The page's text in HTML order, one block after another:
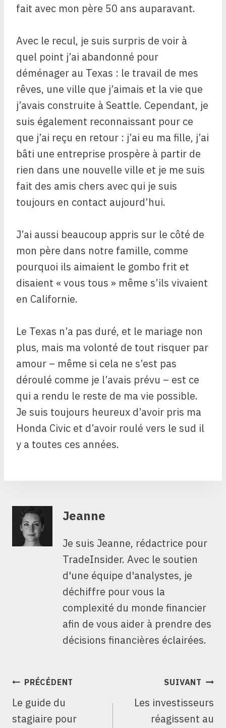
fait avec mon père 50 ans auparavant.
Avec le recul, je suis surpris de voir à
quel point j’ai abandonné pour
déménager au Texas : le travail de mes
rêves, une ville que j’aimais et la vie que
j’avais construite à Seattle. Cependant, je
suis également reconnaissant pour ce
que j’ai reçu en retour : j’ai eu ma fille, j’ai
bâti une entreprise prospère à partir de
rien dans une nouvelle ville et je me suis
fait des amis chers avec qui je suis
toujours en contact aujourd’hui.
J’ai aussi beaucoup appris sur le côté de
mon père dans notre famille, comme
pourquoi ils aimaient le gombo frit et
disaient « vous tous » même s’ils vivaient
en Californie.
Le Texas n’a pas duré, et le mariage non
plus, mais ma volonté de tout risquer par
amour – même si cela ne s’est pas
déroulé comme je l’avais prévu – est ce
qui a rendu le reste de ma vie possible.
Je suis toujours heureux d’avoir pris ma
Honda Civic et d’avoir roulé vers le sud il
y a toutes ces années.
Jeanne
Je suis Jeanne, rédactrice pour
TradeInsider. Avec le soutien
d'une équipe d'analystes, je
déchiffre pour vous la
complexité du monde financier
afin de vous aider à prendre des
décisions financières éclairées.
NAVIGATION
L’ARTICLE
PRÉCÉDENT
Le guide du
stagiaire pour
SUIVANT
Les investisseurs
réagissent au